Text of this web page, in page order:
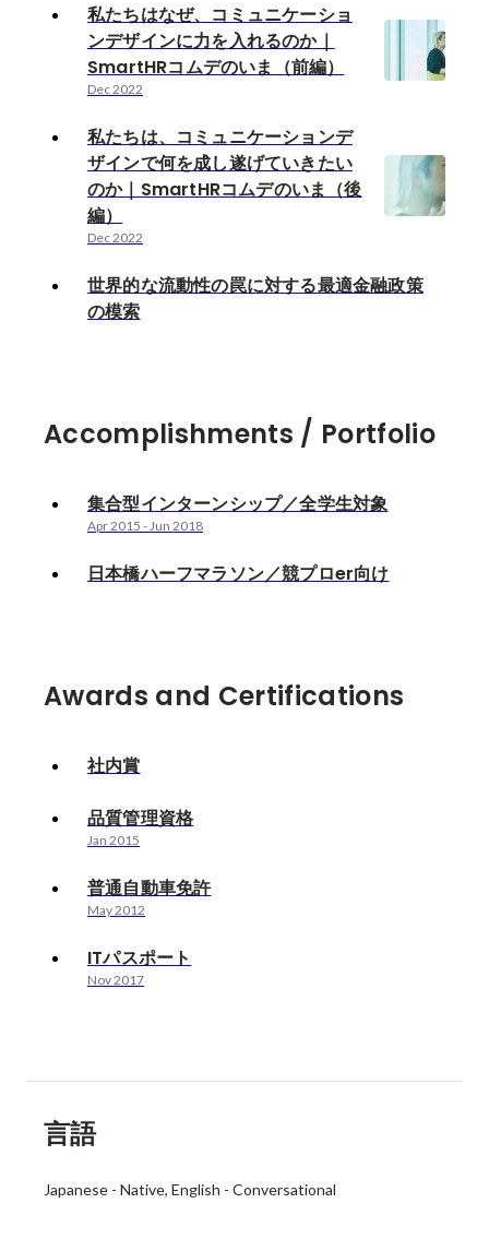
私たちはなぜ、コミュニケーショ
ンデザインに力を入れるのか｜
SmartHRコムデのいま（前編）
Dec 2022
私たちは、コミュニケーションデ
ザインで何を成し遂げていきたい
のか｜SmartHRコムデのいま（後
編）
Dec 2022
世界的な流動性の罠に対する最適金融政策
の模索
Accomplishments / Portfolio
集合型インターンシップ／全学生対象
Apr 2015 - Jun 2018
日本橋ハーフマラソン／競プロer向け
Awards and Certifications
社内賞
品質管理資格
Jan 2015
普通自動車免許
May 2012
ITパスポート
Nov 2017
言語
Japanese - Native English - Conversational